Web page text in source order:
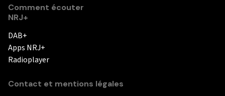
Comment écouter
NRJ+
DAB+
Apps NRJ+
Radioplayer
Contact et mentions légales